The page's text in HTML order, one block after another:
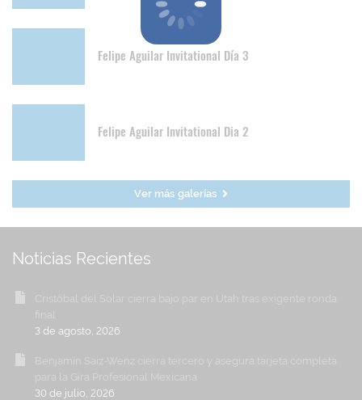
Felipe Aguilar Invitational Día 3
Felipe Aguilar Invitational Dia 2
Ver más galerías
Noticias Recientes
Cristóbal del Solar cierra bajo par en Utah tras exigente ronda
final
3 de agosto, 2026
Benjamín Saiz-Wenz cierra tercero y asegura tarjeta completa
para la Gira Profesional Mexicana
30 de julio, 2026